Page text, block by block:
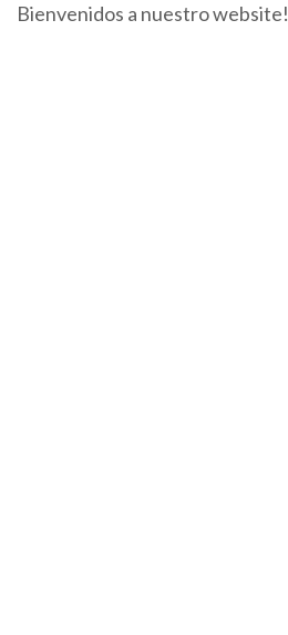
Bienvenidos a nuestro website!